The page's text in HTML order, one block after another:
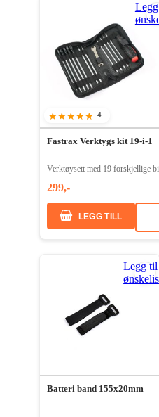
Legg
90%
4
Fastrax Verktygs kit 19-i-1
Verktøysett med 19 forskjellige
299,-
LEGG TILL
Legg til i
Batteri band 155x20mm